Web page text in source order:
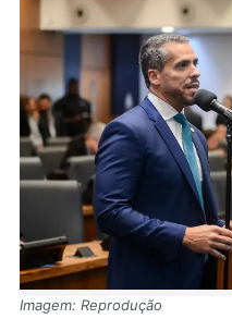
Imagem: Reprodução